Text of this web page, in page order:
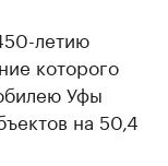
летию
которого
Уфы
на 50,4